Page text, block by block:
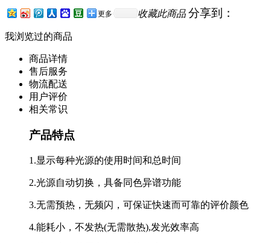
收藏此商品 分享到：
更多
我浏览过的商品
商品详情
售后服务
物流配送
用户评价
相关常识
产品特点
1.显示每种光源的使用时间和总时间
2.光源自动切换，具备同色异谱功能
3.无需预热，无频闪，可保证快速而可靠的评价颜色
4.能耗小，不发热(无需散热),发光效率高